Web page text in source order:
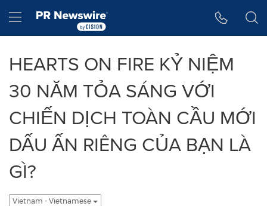
Hamburger menu
HEARTS ON FIRE KỶ NIỆM
30 NĂM TỎA SÁNG VỚI
CHIẾN DỊCH TOÀN CẦU MỚI
DẤU ẤN RIÊNG CỦA BẠN LÀ
GÌ?
Vietnam - Vietnamese